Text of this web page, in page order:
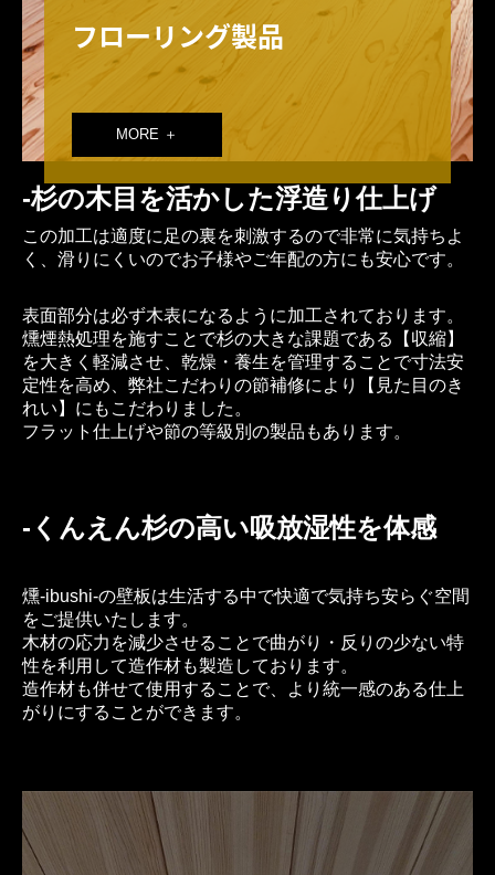
「燻-IBUSHI-」製品
フリー板・棚板
階段・枠造作材
ショッピング
フローリング製品
MORE ＋
-杉の木目を活かした浮造り仕上げ
この加工は適度に足の裏を刺激するので非常に気持ちよ
く、滑りにくいのでお子様やご年配の方にも安心です。
表面部分は必ず木表になるように加工されております。
燻煙熱処理を施すことで杉の大きな課題である【収縮】
を大きく軽減させ、乾燥・養生を管理することで寸法安
定性を高め、弊社こだわりの節補修により【見た目のき
れい】にもこだわりました。
フラット仕上げや節の等級別の製品もあります。
-くんえん杉の高い吸放湿性を体感
燻-ibushi-の壁板は生活する中で快適で気持ち安らぐ空間
をご提供いたします。
木材の応力を減少させることで曲がり・反りの少ない特
性を利用して造作材も製造しております。
造作材も併せて使用することで、より統一感のある仕上
がりにすることができます。